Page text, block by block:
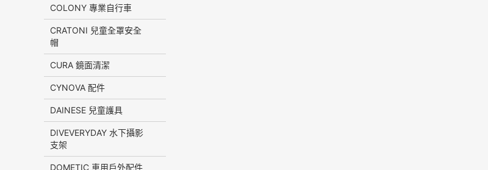
COLONY 專業自行車
CRATONI 兒童全罩安全
帽
CURA 鏡面清潔
CYNOVA 配件
DAINESE 兒童護具
DIVEVERYDAY 水下攝影
支架
DOMETIC 車用戶外配件